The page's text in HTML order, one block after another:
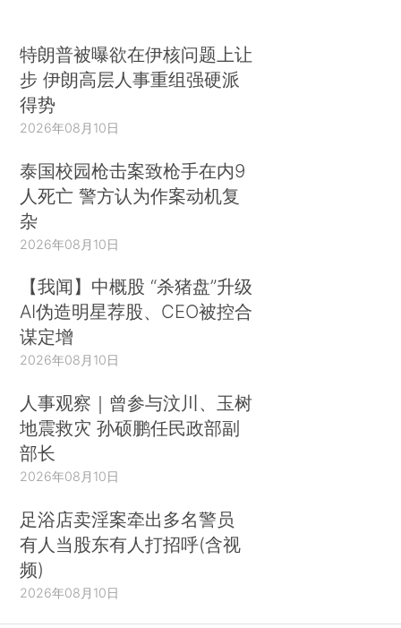
特朗普被曝欲在伊核问题上让
步 伊朗高层人事重组强硬派
得势
2026年08月10日
泰国校园枪击案致枪手在内9
人死亡 警方认为作案动机复
杂
2026年08月10日
【我闻】中概股 “杀猪盘”升级
AI伪造明星荐股、CEO被控合
谋定增
2026年08月10日
人事观察｜曾参与汶川、玉树
地震救灾 孙硕鹏任民政部副
部长
2026年08月10日
足浴店卖淫案牵出多名警员
有人当股东有人打招呼(含视
频)
2026年08月10日